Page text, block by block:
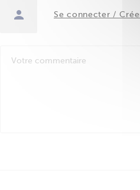
Se connecter /